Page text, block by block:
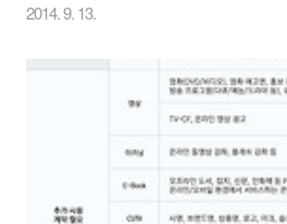
키 안티바이러스 2015 버전을 3개월
이 있어 소개를 한다. 물론 배포하는
이다. 언어가 프랑스라서 좀 그렇긴
진 한국에서도 라이선스 활성화는
점이 없는 듯 하다. 시간이 지나면
잘 된다. 지난번처럼 별도의 라이선
활성화 시키는 것이 아니고, 설치 즉
자동 활성화 된다. [ 카스퍼스키 안
2014. 9. 13.